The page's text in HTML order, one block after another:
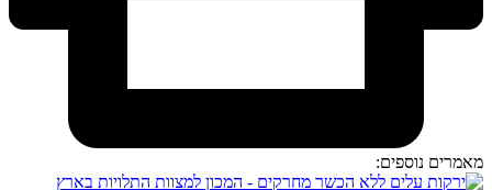
מאמרים נוספים: